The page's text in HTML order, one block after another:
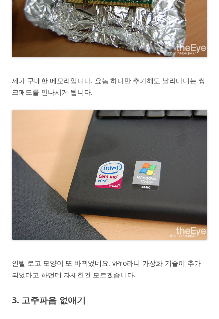
제가 구매한 메모리입니다. 요놈 하나만 추가해도 날라다니는 씽
크패드를 만나시게 됩니다.
인텔 로고 모양이 또 바뀌었네요. vPro라니 가상화 기술이 추가
되었다고 하던데 자세한건 모르겠습니다.
3. 고주파음 없애기